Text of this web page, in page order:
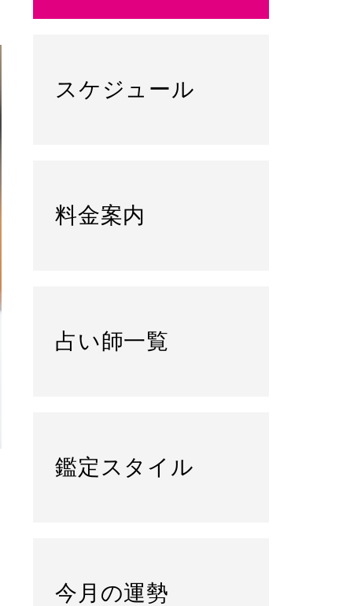
スケジュール
料金案内
占い師一覧
鑑定スタイル
今月の運勢